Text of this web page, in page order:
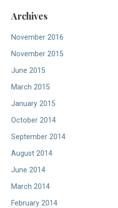
Archives
November 2016
November 2015
June 2015
March 2015
January 2015
October 2014
September 2014
August 2014
June 2014
March 2014
February 2014